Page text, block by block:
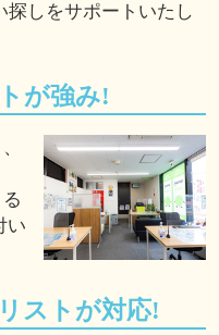
探しをサポートいたし
が強み!
い
ストが対応!